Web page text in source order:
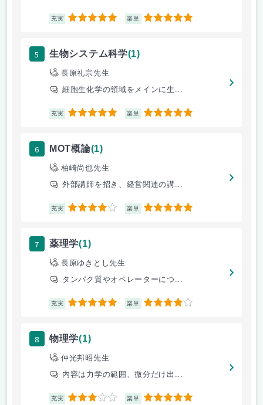
充実 5 楽単 5
5 生物システム科学(1)
長原礼宗先生
細胞生化学の領域をメインに生...
充実 5 楽単 5
6 MOT概論(1)
柏崎尚也先生
外部講師を招き、経営関連の講...
充実 4 楽単 5
7 薬理学(1)
長原ゆきとし先生
タンパク質やオペレーターにつ...
充実 5 楽単 4
8 物理学(1)
仲光邦昭先生
内容は力学の範囲、微分だけ出...
充実 3 楽単 5